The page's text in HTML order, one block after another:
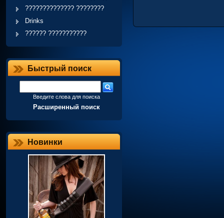
?????????????? ????????
Drinks
?????? ???????????
Быстрый поиск
Введите слова для поиска
Расширенный поиск
Новинки